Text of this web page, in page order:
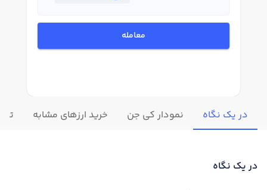
معامله
در یک نگاه نمودار کي جن خرید ارزهای مشابه
در یک نگاه